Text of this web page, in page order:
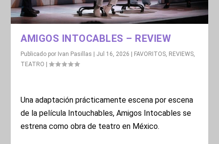
AMIGOS INTOCABLES – REVIEW
Publicado por Ivan Pasillas | Jul 16, 2026 | FAVORITOS REVIEWS
TEATRO |
Una adaptación prácticamente escena por escena
de la película Intouchables, Amigos Intocables se
estrena como obra de teatro en México.